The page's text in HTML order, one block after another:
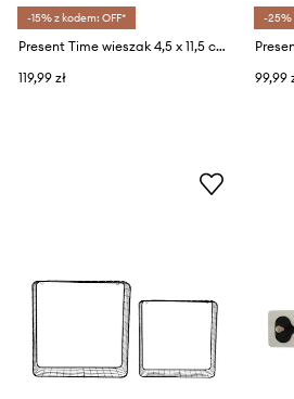
-15% z kodem: OFF*
Present Time wieszak 4,5 x 11,5 cm
119,99 zł
-25%
99,99